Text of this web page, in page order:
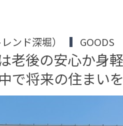
ンド深堀） GOODS
老後の安心か身
で将来の住まい